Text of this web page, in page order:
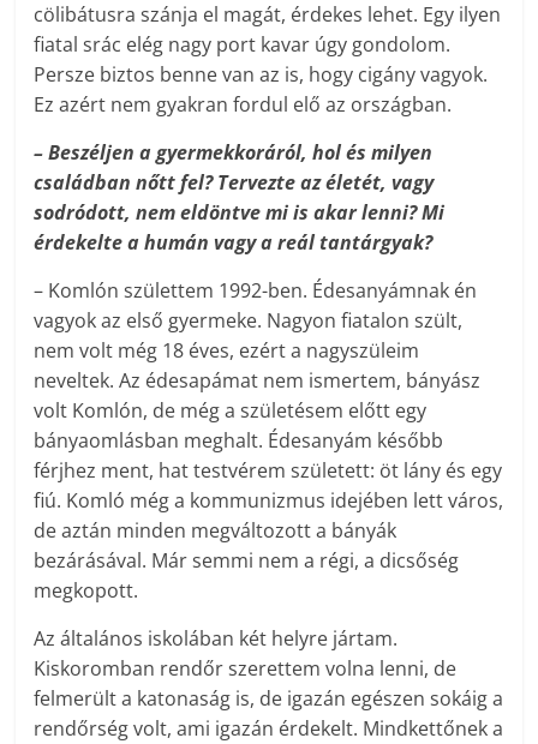
cölibátusra szánja el magát, érdekes lehet. Egy ilyen
fiatal srác elég nagy port kavar úgy gondolom.
Persze biztos benne van az is, hogy cigány vagyok.
Ez azért nem gyakran fordul elő az országban.
– Beszéljen a gyermekkoráról, hol és milyen
családban nőtt fel? Tervezte az életét, vagy
sodródott, nem eldöntve mi is akar lenni? Mi
érdekelte a humán vagy a reál tantárgyak?
– Komlón születtem 1992-ben. Édesanyámnak én
vagyok az első gyermeke. Nagyon fiatalon szült,
nem volt még 18 éves, ezért a nagyszüleim
neveltek. Az édesapámat nem ismertem, bányász
volt Komlón, de még a születésem előtt egy
bányaomlásban meghalt. Édesanyám később
férjhez ment, hat testvérem született: öt lány és egy
fiú. Komló még a kommunizmus idejében lett város,
de aztán minden megváltozott a bányák
bezárásával. Már semmi nem a régi, a dicsőség
megkopott.
Az általános iskolában két helyre jártam.
Kiskoromban rendőr szerettem volna lenni, de
felmerült a katonaság is, de igazán egészen sokáig a
rendőrség volt, ami igazán érdekelt. Mindkettőnek a